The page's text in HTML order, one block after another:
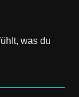
was du